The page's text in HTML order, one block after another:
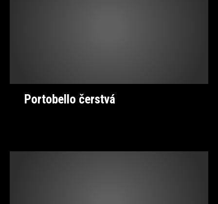
Portobello čerstvá